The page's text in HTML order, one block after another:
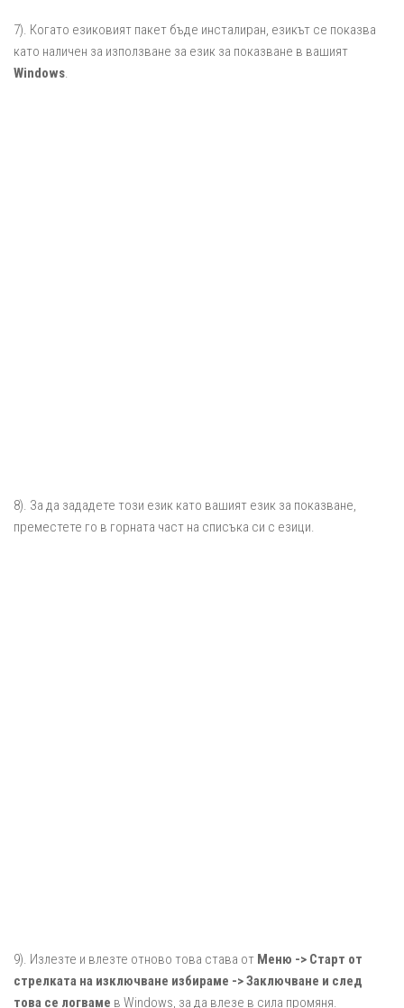
7). Когато езиковият пакет бъде инсталиран, езикът се показва
като наличен за използване за език за показване в вашият
Windows.
8). За да зададете този език като вашият език за показване,
преместете го в горната част на списъка си с езици.
9). Излезте и влезте отново това става от Меню -> Старт от
стрелката на изключване избираме -> Заключване и след
това се логваме в Windows, за да влезе в сила промяня.